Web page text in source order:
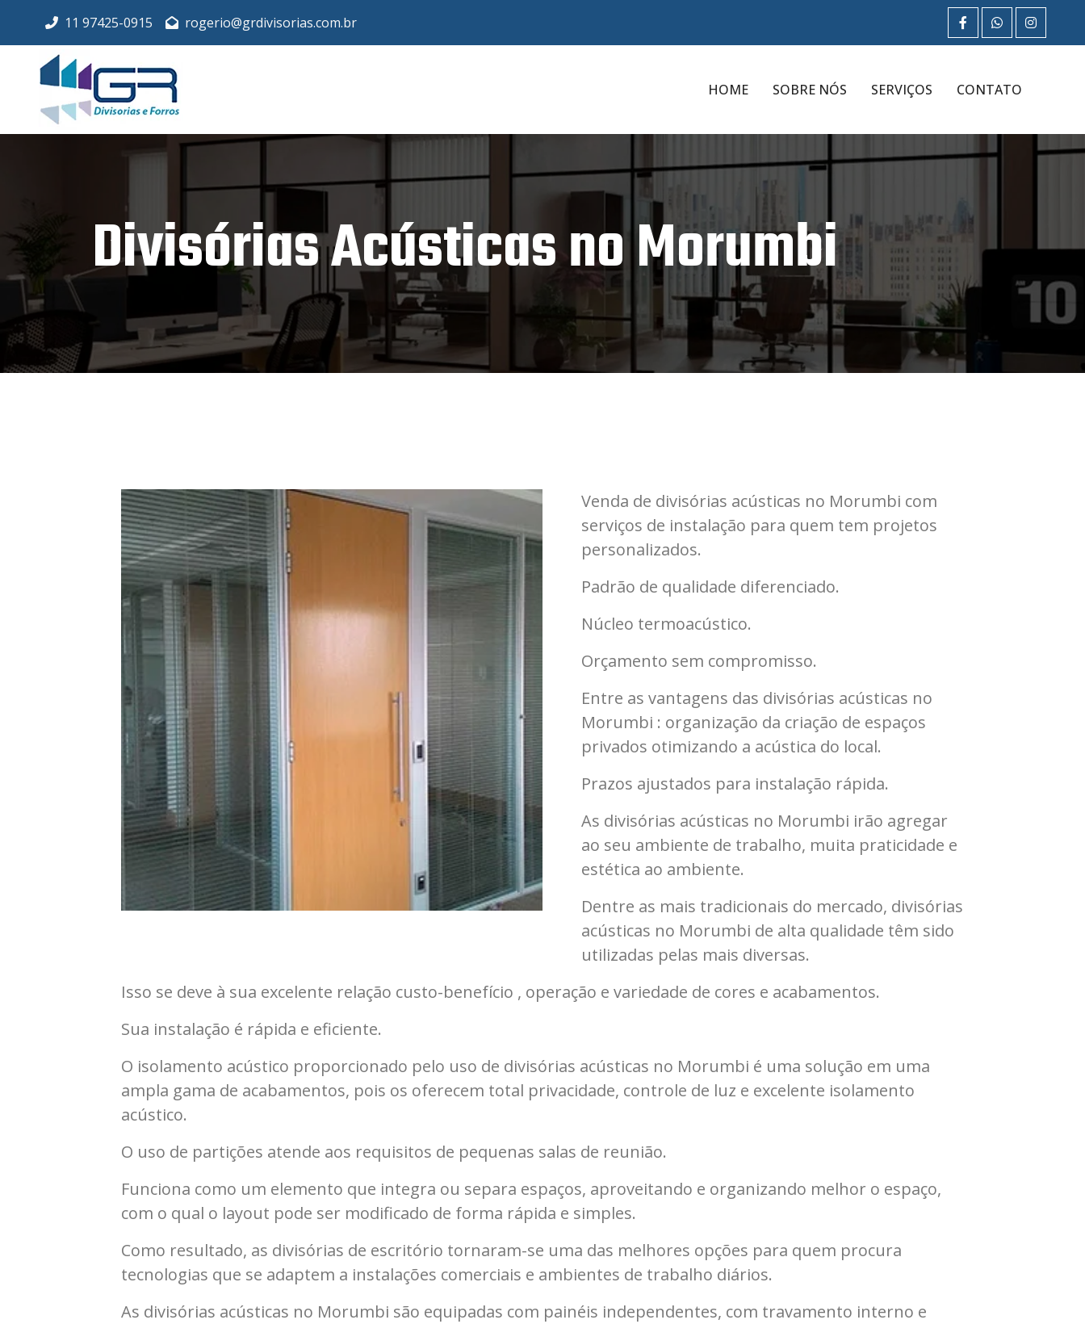
11 97425-0915 rogerio@grdivisorias.com.br
HOME SOBRE NÓS SERVIÇOS CONTATO
Divisórias Acústicas no Morumbi
Venda de divisórias acústicas no Morumbi com
serviços de instalação para quem tem projetos
personalizados.
Padrão de qualidade diferenciado.
Núcleo termoacústico.
Orçamento sem compromisso.
Entre as vantagens das divisórias acústicas no
Morumbi : organização da criação de espaços
privados otimizando a acústica do local.
Prazos ajustados para instalação rápida.
As divisórias acústicas no Morumbi irão agregar
ao seu ambiente de trabalho, muita praticidade e
estética ao ambiente.
Dentre as mais tradicionais do mercado, divisórias
acústicas no Morumbi de alta qualidade têm sido
utilizadas pelas mais diversas.
Isso se deve à sua excelente relação custo-benefício , operação e variedade de cores e acabamentos.
Sua instalação é rápida e eficiente.
O isolamento acústico proporcionado pelo uso de divisórias acústicas no Morumbi é uma solução em uma
ampla gama de acabamentos, pois os oferecem total privacidade, controle de luz e excelente isolamento
acústico.
O uso de partições atende aos requisitos de pequenas salas de reunião.
Funciona como um elemento que integra ou separa espaços, aproveitando e organizando melhor o espaço,
com o qual o layout pode ser modificado de forma rápida e simples.
Como resultado, as divisórias de escritório tornaram-se uma das melhores opções para quem procura
tecnologias que se adaptem a instalações comerciais e ambientes de trabalho diários.
As divisórias acústicas no Morumbi são equipadas com painéis independentes, com travamento interno e